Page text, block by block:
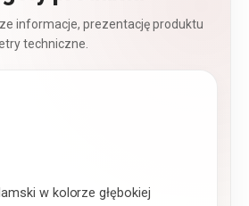
informacje, prezentację produktu
techniczne.
w kolorze głębokiej